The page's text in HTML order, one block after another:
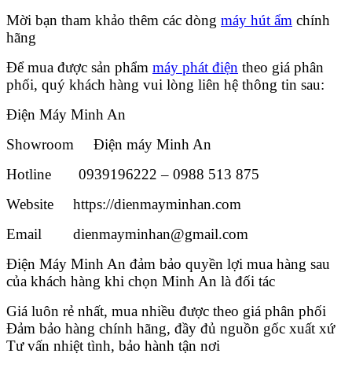
Mời bạn tham khảo thêm các dòng máy hút ẩm chính
hãng
Để mua được sản phẩm máy phát điện theo giá phân
phối, quý khách hàng vui lòng liên hệ thông tin sau:
Điện Máy Minh An
Showroom Điện máy Minh An
Hotline 0939196222 – 0988 513 875
Website https://dienmayminhan.com
Email dienmayminhan@gmail.com
Điện Máy Minh An đảm bảo quyền lợi mua hàng sau
của khách hàng khi chọn Minh An là đối tác
Giá luôn rẻ nhất, mua nhiều được theo giá phân phối
Đảm bảo hàng chính hãng, đầy đủ nguồn gốc xuất xứ
Tư vấn nhiệt tình, bảo hành tận nơi